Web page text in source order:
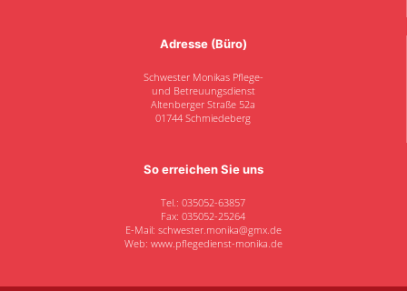
Adresse (Büro)
Schwester Monikas Pflege-
und Betreuungsdienst
Altenberger Straße 52a
01744 Schmiedeberg
So erreichen Sie uns
Tel.: 035052-63857
Fax: 035052-25264
E-Mail: schwester.monika@gmx.de
Web: www.pflegedienst-monika.de